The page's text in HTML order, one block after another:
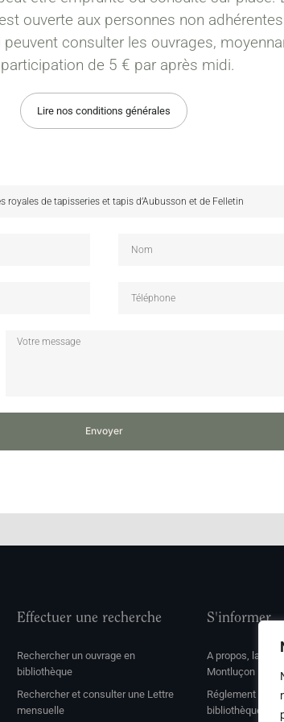
ouverte aux personnes non
consulter les ouvrages,
de 5 € par après midi.
Lire nos conditions générales
Envoyer
Effectuer une recherche
Rechercher un ouvrage en
bibliothèque
Rechercher et consulter une Lettre
mensuelle
S'informer
A propos, la
Montluçon
Réglement de
bibliothèque et